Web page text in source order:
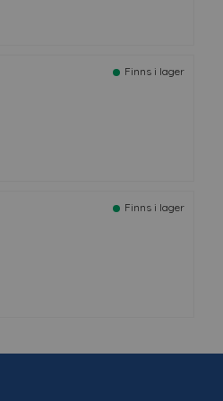
Finns i lager
Finns i lager